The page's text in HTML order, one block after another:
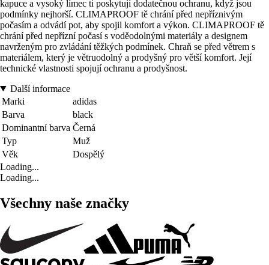
kapuce a vysoký límec ti poskytují dodatečnou ochranu, když jsou
podmínky nejhorší. CLIMAPROOF tě chrání před nepříznivým
počasím a odvádí pot, aby spojil komfort a výkon. CLIMAPROOF tě
chrání před nepřízní počasí s voděodolnými materiály a designem
navrženým pro zvládání těžkých podmínek. Chraň se před větrem s
materiálem, který je větruodolný a prodyšný pro větší komfort. Její
technické vlastnosti spojují ochranu a prodyšnost.
Další informace
Marki
adidas
Barva
black
Dominantní barva Černá
Typ
Muž
Věk
Dospělý
Loading...
Loading...
Všechny naše značky